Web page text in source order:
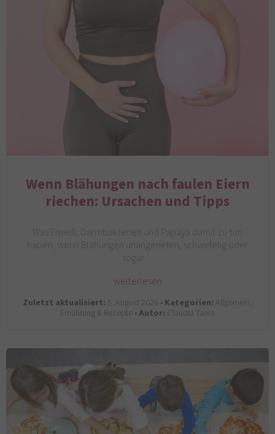
Wenn Blähungen nach faulen Eiern
riechen: Ursachen und Tipps
Was Eiweiß, Darmbakterien und Papaya damit zu tun
haben, wenn Blähungen unangenehm, schwefelig oder
sogar…
weiterlesen
Zuletzt aktualisiert: 5. August 2026 •Kategorien: Allgemein,
Ernährung & Rezepte •Autor: Claudia Tawo